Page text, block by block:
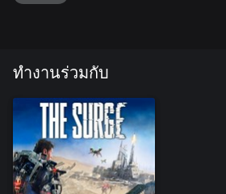
ทำงานร่วมกับ